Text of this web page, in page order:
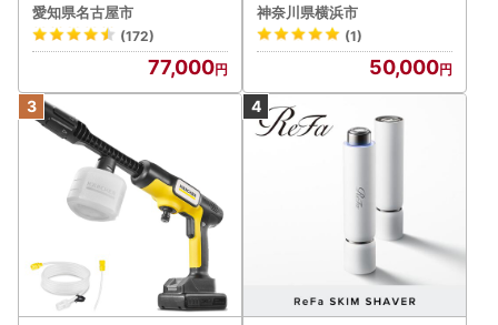
美容 リファ アイロン
愛知県名古屋市
(172)
77,000
（ハンディエア） APV000
7
神奈川県横浜市
(1)
50,000